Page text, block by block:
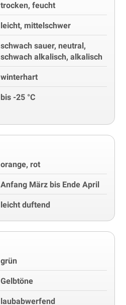
trocken, feucht
leicht, mittelschwer
schwach sauer, neutral,
schwach alkalisch, alkalisch
winterhart
bis -25 °C
orange, rot
Anfang März bis Ende April
leicht duftend
grün
Gelbtöne
laubabwerfend